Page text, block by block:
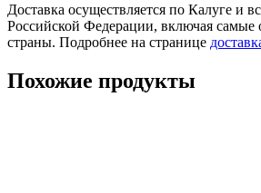
Доставка осуществляется по Калуге и
Российской Федерации, включая самые
страны. Подробнее на странице
Похожие продукты